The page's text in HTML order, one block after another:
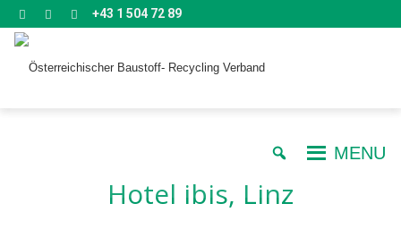
+43 1 504 72 89
MENU
Hotel ibis, Linz